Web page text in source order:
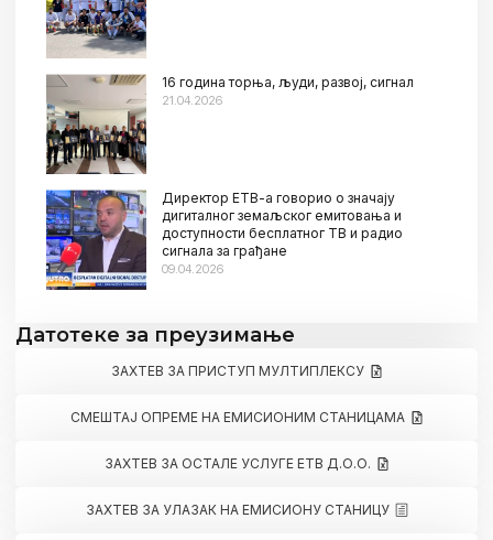
16 година торња, људи, развој, сигнал
21.04.2026
Директор ЕТВ-а говорио о значају
дигиталног земаљског емитовања и
доступности бесплатног ТВ и радио
сигнала за грађане
09.04.2026
Датотеке за преузимање
ЗАХТЕВ ЗА ПРИСТУП МУЛТИПЛЕКСУ
СМЕШТАЈ ОПРЕМЕ НА ЕМИСИОНИМ СТАНИЦАМА
ЗАХТЕВ ЗА ОСТАЛЕ УСЛУГЕ ЕТВ Д.О.О.
ЗАХТЕВ ЗА УЛАЗАК НА ЕМИСИОНУ СТАНИЦУ